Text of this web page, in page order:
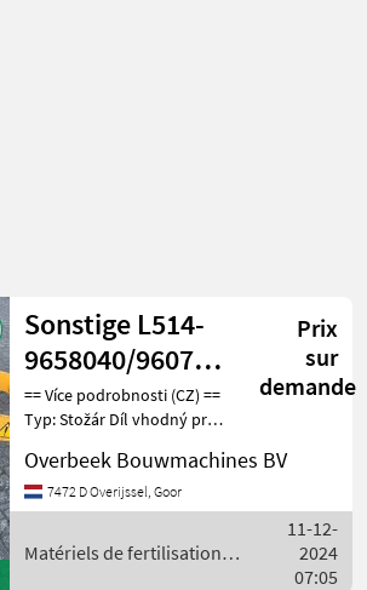
Sonstige L514-
9658040/9607679-
Lifting
framework/Schaufela
Prix
sur
demande
== Více podrobnosti (CZ) ==
Typ: Stožár Díl vhodný pro:
konstrukce DPH/marže:
Odpočet DPH pro
podnikatele Sériové číslo:
Overbeek Bouwmachines BV
7472 D Overijssel, Goor
Matériels de fertilisation et
11-12-
2024
07:05